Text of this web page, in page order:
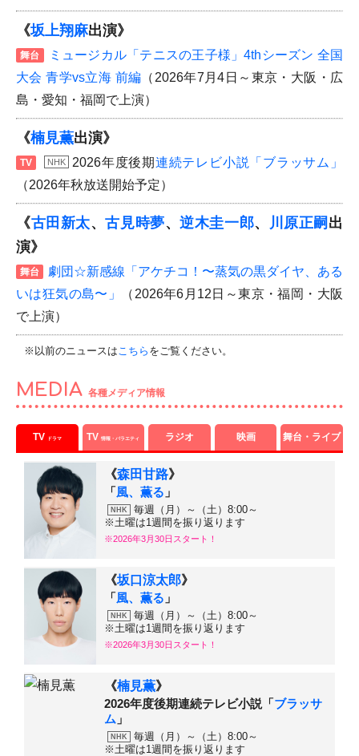
《坂上翔麻出演》
舞台
ミュージカル「テニスの王子様」4thシーズン 全国
大会 青学vs立海 前編 （2026年7月4日～東京・大阪・広
島・愛知・福岡で上演）
《楠見薫出演》
TV NHK 2026年度後期連続テレビ小説「ブラッサム」
（2026年秋放送開始予定）
《古田新太、古見時夢、逆木圭一郎、 川原正嗣 出
演》
舞台
劇団☆新感線「アケチコ！〜蒸気の黒ダイヤ、ある
いは狂気の島〜」
（2026年6月12日～東京・福岡・大阪
で上演）
※以前のニュースは こちら をご覧ください。
MEDIA 各種メディア情報
TV ドラマ
《森田甘路》
「 風、薫る 」
NHK
毎週（月）～（土）8:00～
※土曜は1週間を振り返ります
※2026年3月30日スタート！
《坂口涼太郎》
「 風、薫る 」
NHK
毎週（月）～（土）8:00～
※土曜は1週間を振り返ります
※2026年3月30日スタート！
《楠見薫》
2026年度後期連続テレビ小説「 ブラッサ
ム 」
NHK
毎週（月）～（土）8:00～
※土曜は1週間を振り返ります
TV情報・バラエティ ラジオ 映画 舞台・ライブ